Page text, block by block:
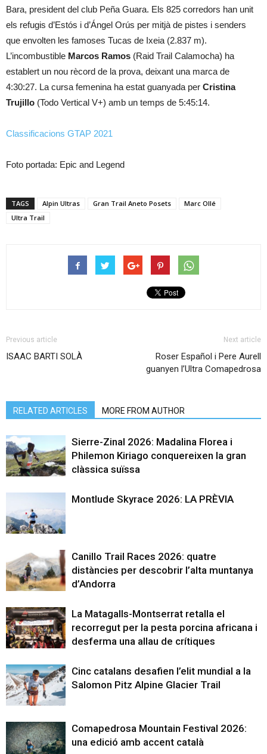
Bara, president del club Peña Guara. Els 825 corredors han unit
els refugis d’Estós i d’Ángel Orús per mitjà de pistes i senders
que envolten les famoses Tucas de Ixeia (2.837 m).
L’incombustible Marcos Ramos (Raid Trail Calamocha) ha
establert un nou rècord de la prova, deixant una marca de
4:30:27. La cursa femenina ha estat guanyada per Cristina
Trujillo (Todo Vertical V+) amb un temps de 5:45:14.
Classificacions GTAP 2021
Foto portada: Epic and Legend
TAGS Alpin Ultras Gran Trail Aneto Posets
Marc Ollé
Ultra Trail
Previous article
ISAAC BARTI SOLÀ
Next article
Roser Español i Pere Aurell
guanyen l’Ultra Comapedrosa
RELATED ARTICLES MORE FROM AUTHOR
Sierre-Zinal 2026: Madalina Florea i
Philemon Kiriago conquereixen la gran
clàssica suïssa
Montlude Skyrace 2026: LA PRÈVIA
Canillo Trail Races 2026: quatre
distàncies per descobrir l’alta muntanya
d’Andorra
La Matagalls-Montserrat retalla el
recorregut per la pesta porcina africana i
desferma una allau de crítiques
Cinc catalans desafien l’elit mundial a la
Salomon Pitz Alpine Glacier Trail
Comapedrosa Mountain Festival 2026:
una edició amb accent català